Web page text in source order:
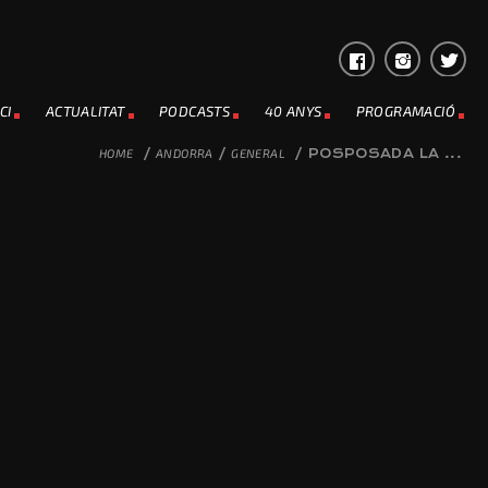
ACTUALITAT PODCASTS 40 ANYS PROGRAMACIÓ
HOME / ANDORRA / GENERAL / POSPOSADA LA ...